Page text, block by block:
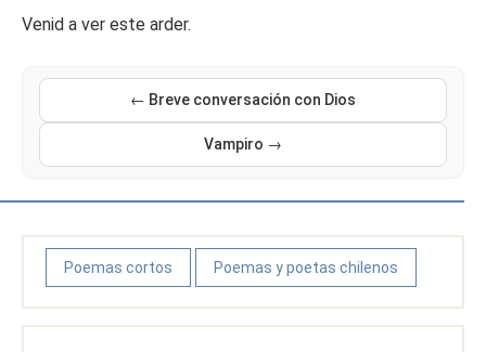
Venid a ver este arder.
← Breve conversación con Dios
Vampiro →
Poemas cortos Poemas y poetas chilenos